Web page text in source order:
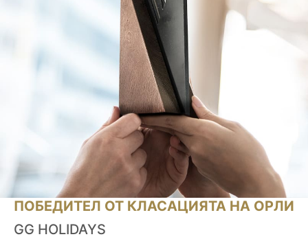
ПОБЕДИТЕЛ ОТ КЛАСАЦИЯТА НА ОРЛИ
GG HOLIDAYS